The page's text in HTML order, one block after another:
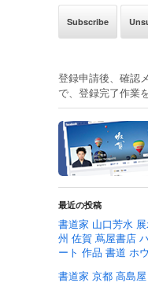
登録申請後、確認
で、登録完了作業
最近の投稿
書道家 山口芳水
州 佐賀 蔦屋書店
ート 作品 書道 ホ
書道家 京都 高島